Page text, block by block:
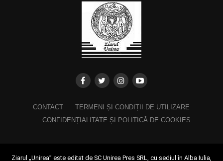
CONTACT
TERMENI ȘI CONDIȚII DE UTILIZARE
CONFIDENȚIALITATE ȘI POLITICĂ DE COOKIES
Ziarul „Unirea” este editat de SC Unirea Pres SRL, cu sediul în Alba Iulia,